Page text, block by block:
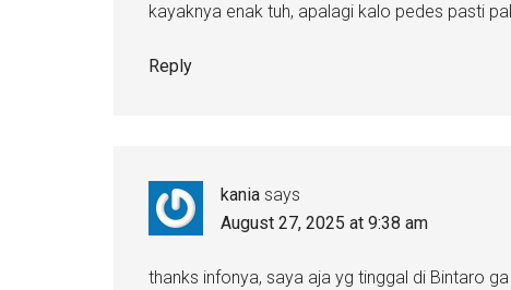
kayaknya enak tuh, apalagi kalo pedes pasti
Reply
kania says
August 27, 2025 at 9:38 am
thanks infonya, saya aja yg tinggal di Bintaro